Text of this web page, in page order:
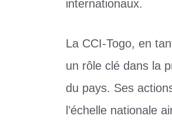
internationaux.
La CCI-Togo, en
un rôle clé dans la
du pays. Ses
l’échelle nationale